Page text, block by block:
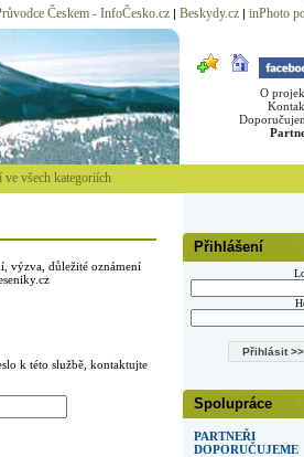
Českem - InfoČesko.cz| Beskydy.cz| inPhoto
O
všech kategoriích
Přihlášení
Spolupráce
PARTNEŘI
DOPORUČUJEME
výzva, důležité oznámení
k této službě, kontaktujte